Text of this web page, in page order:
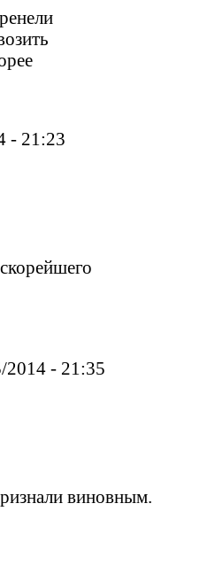
- 21:23
- 21:35
виновным.